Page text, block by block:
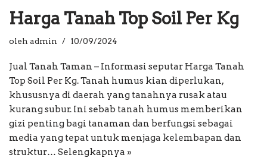
Harga Tanah Top Soil Per Kg
oleh admin 10/09/2024
Jual Tanah Taman – Informasi seputar Harga Tanah
Top Soil Per Kg. Tanah humus kian diperlukan,
khususnya di daerah yang tanahnya rusak atau
kurang subur. Ini sebab tanah humus memberikan
gizi penting bagi tanaman dan berfungsi sebagai
media yang tepat untuk menjaga kelembapan dan
struktur… Selengkapnya »